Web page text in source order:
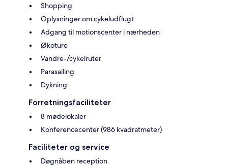
Shopping
Oplysninger om cykeludflugt
Adgang til motionscenter i nærheden
Økoture
Vandre-/cykelruter
Parasailing
Dykning
Forretningsfaciliteter
8 mødelokaler
Konferencecenter (986 kvadratmeter)
Faciliteter og service
Døgnåben reception